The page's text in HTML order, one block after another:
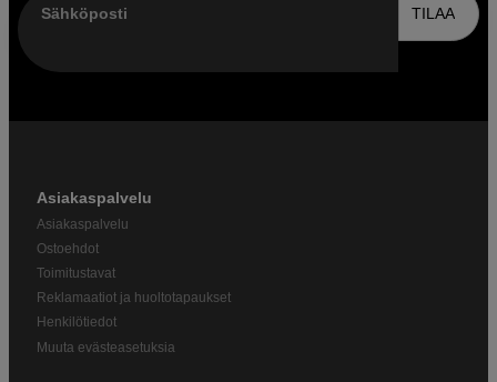
Sähköposti TILAA
Asiakaspalvelu
Asiakaspalvelu
Ostoehdot
Toimitustavat
Reklamaatiot ja huoltotapaukset
Henkilötiedot
Muuta evästeasetuksia